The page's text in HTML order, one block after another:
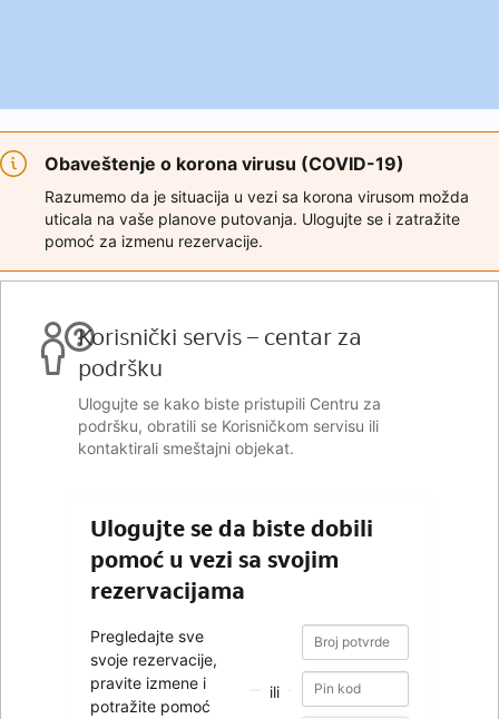
Obaveštenje o korona virusu (COVID-19)
Razumemo da je situacija u vezi sa korona virusom možda
uticala na vaše planove putovanja. Ulogujte se i zatražite
pomoć za izmenu rezervacije.
Korisnički servis – centar za
podršku
Ulogujte se kako biste pristupili Centru za
podršku, obratili se Korisničkom servisu ili
kontaktirali smeštajni objekat.
Ulogujte se da biste dobili
pomoć u vezi sa svojim
rezervacijama
Pregledajte sve
svoje rezervacije,
pravite izmene i
potražite pomoć
ili
Broj
potvrde
Broj
potvrde